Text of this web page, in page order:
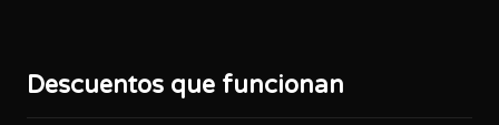
Descuentos que funcionan